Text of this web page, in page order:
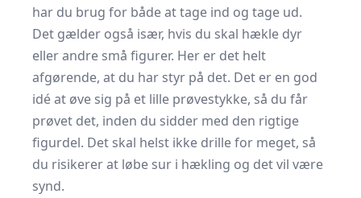
har du brug for både at tage ind og tage ud.
Det gælder også især, hvis du skal hækle dyr
eller andre små figurer. Her er det helt
afgørende, at du har styr på det. Det er en god
idé at øve sig på et lille prøvestykke, så du får
prøvet det, inden du sidder med den rigtige
figurdel. Det skal helst ikke drille for meget, så
du risikerer at løbe sur i hækling og det vil være
synd.